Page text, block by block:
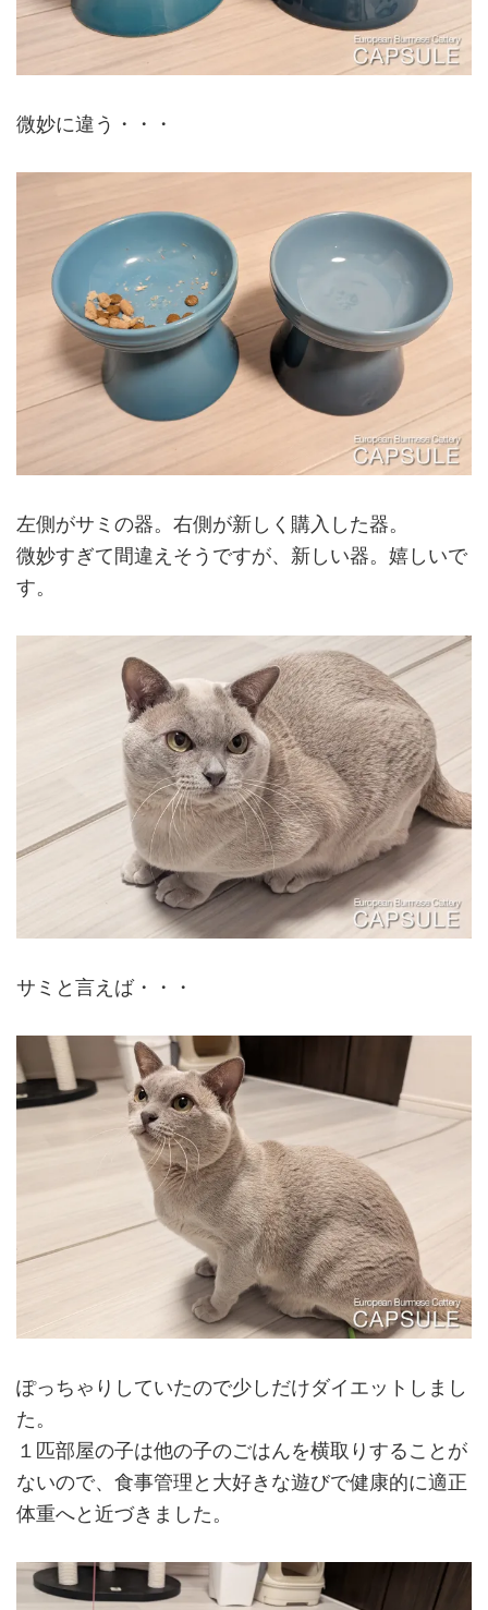
微妙に違う・・・
左側がサミの器。右側が新しく購入した器。
微妙すぎて間違えそうですが、新しい器。嬉しいで
す。
サミと言えば・・・
ぽっちゃりしていたので少しだけダイエットしまし
た。
１匹部屋の子は他の子のごはんを横取りすることが
ないので、食事管理と大好きな遊びで健康的に適正
体重へと近づきました。